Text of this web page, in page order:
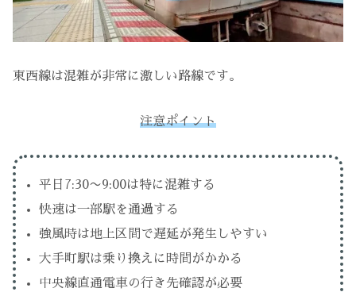
東西線は混雑が非常に激しい路線です。
注意ポイント
平日7:30〜9:00は特に混雑する
快速は一部駅を通過する
強風時は地上区間で遅延が発生しやすい
大手町駅は乗り換えに時間がかかる
中央線直通電車の行き先確認が必要